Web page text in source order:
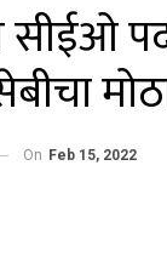
सीईओ
On Feb 15, 2022